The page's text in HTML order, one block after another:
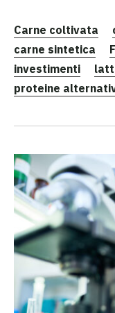
Carne coltivata
carne sintetica
investimenti
proteine